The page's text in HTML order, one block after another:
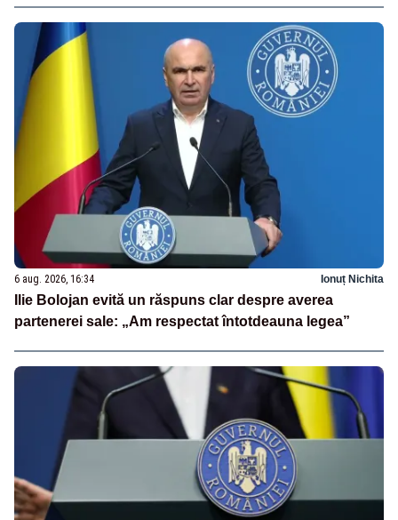
6 aug. 2026, 16:34 Ionuț Nichita
Ilie Bolojan evită un răspuns clar despre averea
partenerei sale: „Am respectat întotdeauna legea”